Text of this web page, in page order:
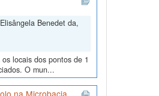
Benedet da,
locais dos pontos de 1
O mun...
na Microbacia